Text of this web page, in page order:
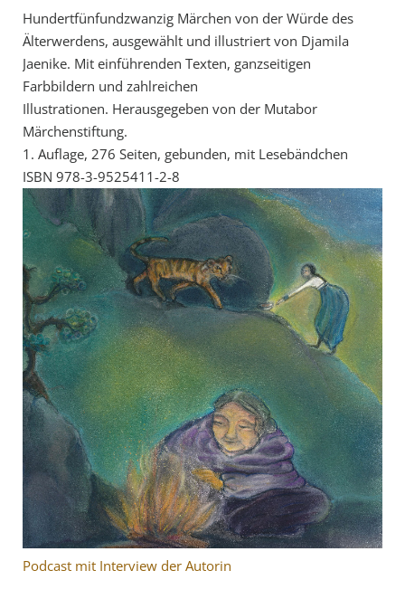
Hundertfünfundzwanzig Märchen von der Würde des
Älterwerdens, ausgewählt und illustriert von Djamila
Jaenike. Mit einführenden Texten, ganzseitigen
Farbbildern und zahlreichen
Illustrationen. Herausgegeben von der Mutabor
Märchenstiftung.
1. Auflage, 276 Seiten, gebunden, mit Lesebändchen
ISBN 978-3-9525411-2-8
Podcast mit Interview der Autorin